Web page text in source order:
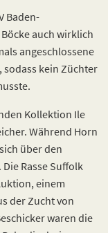
Baden-
auch wirklich
angeschlossene
kein Züchter
Kollektion Ile
Während Horn
über den
Rasse Suffolk
einem
der Zucht von
waren die